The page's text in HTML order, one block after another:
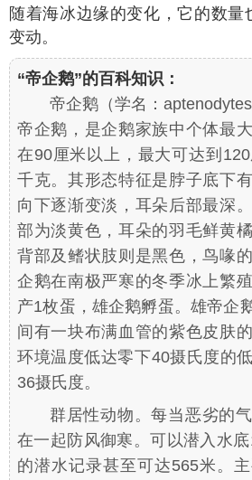
随着海冰边缘的变化，它的数量
变动。
“帝企鹅”的百科知识：
帝企鹅（学名：
帝企鹅，是企鹅家族中个体最
在90厘米以上，最大可达到
千克。其形态特征是脖子底下
向下逐渐变淡，耳朵后部最深
部为淡黄色，耳朵的羽毛鲜黄
背部及鳍状肢则是黑色，鸟喙
企鹅在南极严寒的冬季冰上繁
产1枚蛋，雄企鹅孵蛋。雄帝企
间有一块布满血管的紫色皮肤
环境温度低达零下40摄氏度的
36摄氏度。
群居性动物。每当恶劣的
在一起防风御寒。可以潜入水
的潜水记录甚至可达565米。